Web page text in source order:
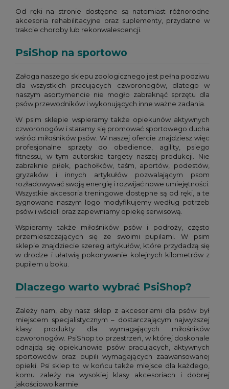
Od ręki na stronie dostępne są natomiast różnorodne
akcesoria rehabilitacyjne oraz suplementy, przydatne w
trakcie choroby lub rekonwalescencji.
PsiShop na sportowo
Załoga naszego sklepu zoologicznego jest pełna podziwu
dla wszystkich pracujących czworonogów, dlatego w
naszym asortymencie nie mogło zabraknąć sprzętu dla
psów przewodników i wykonujących inne ważne zadania.
W psim sklepie wspieramy także opiekunów aktywnych
czworonogów i staramy się promować sportowego ducha
wśród miłośników psów. W naszej ofercie znajdziesz więc
profesjonalne sprzęty do obedience, agility, psiego
fitnessu, w tym autorskie targety naszej produkcji. Nie
zabraknie piłek, pachołków, taśm, aportów, podestów,
gryzaków i innych artykułów pozwalającym psom
rozładowywać swoją energię i rozwijać nowe umiejętności.
Wszystkie akcesoria treningowe dostępne są od ręki, a te
sygnowane naszym logo modyfikujemy według potrzeb
psów i wścieli oraz zapewniamy opiekę serwisową.
Wspieramy także miłośników psów i podroży, często
przemieszczających się ze swoimi pupilami. W psim
sklepie znajdziecie szereg artykułów, które przydadzą się
w drodze i ułatwią pokonywanie kolejnych kilometrów z
pupilem u boku.
Dlaczego warto wybrać PsiShop?
Zależy nam, aby nasz sklep z akcesoriami dla psów był
miejscem specjalistycznym – dostarczającym najwyższej
klasy produkty dla wymagających miłośników
czworonogów. PsiShop to przestrzeń, w której doskonale
odnajdą się opiekunowie psów pracujących, aktywnych
sportowców oraz pupili wymagających zaawansowanej
opieki. Psi sklep to w końcu także miejsce dla każdego,
komu zależy na wysokiej klasy akcesoriach i dobrej
jakościowo karmie.